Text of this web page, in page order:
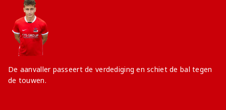
De aanvaller passeert de verdediging en schiet de bal tegen
de touwen.